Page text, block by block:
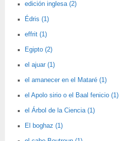
edición inglesa (2)
Édris (1)
effrit (1)
Egipto (2)
el ajuar (1)
el amanecer en el Mataré (1)
el Apolo sirio o el Baal fenicio (1)
el Árbol de la Ciencia (1)
El boghaz (1)